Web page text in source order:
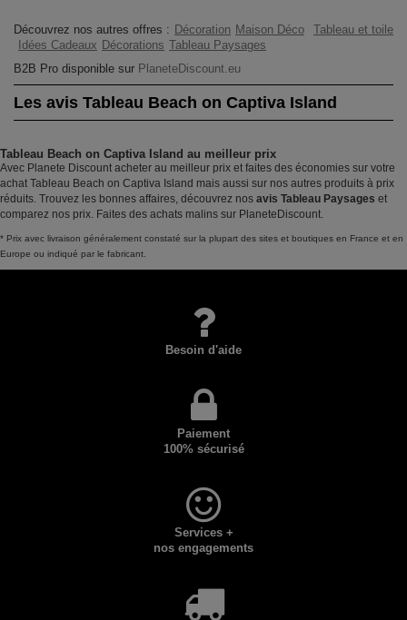
Découvrez nos autres offres : Décoration Maison Déco
Tableau et toile
Idées Cadeaux Décorations Tableau Paysages
B2B Pro disponible sur PlaneteDiscount.eu
Les avis Tableau Beach on Captiva Island
Tableau Beach on Captiva Island au meilleur prix
Avec Planete Discount acheter au meilleur prix et faites des économies sur votre
achat Tableau Beach on Captiva Island mais aussi sur nos autres produits à prix
réduits. Trouvez les bonnes affaires, découvrez nos avis Tableau Paysages et
comparez nos prix. Faites des achats malins sur PlaneteDiscount.
* Prix avec livraison généralement constaté sur la plupart des sites et boutiques en France et en
Europe ou indiqué par le fabricant.
Besoin d'aide
Paiement
100% sécurisé
Services +
nos engagements